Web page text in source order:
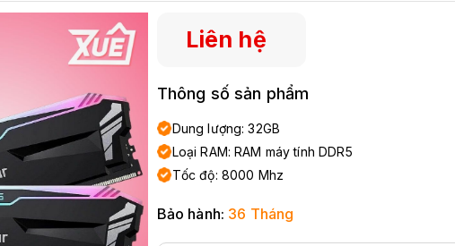
Liên hệ
Thông số sản phẩm
Dung lượng: 32GB
Loại RAM: RAM máy tính DDR5
Tốc độ: 8000 Mhz
Bảo hành: 36 Tháng